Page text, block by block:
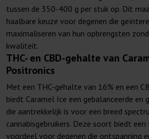
tussen de 350-400 g per stuk op. Dit
haalbare keuze voor degenen die
maximaliseren van hun opbrengsten
kwaliteit.
THC- en CBD-gehalte van
Positronics
Met een THC-gehalte van 16% en een
biedt Caramel Ice een gebalanceerde en
die aantrekkelijk is voor een breed
cannabisgebruikers. Deze soort biedt
voordeel voor degenen die ontspanning